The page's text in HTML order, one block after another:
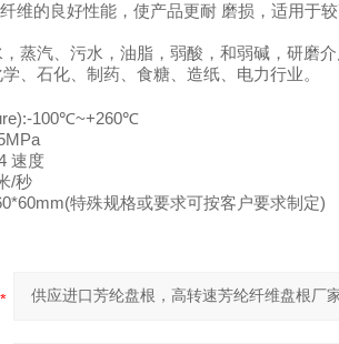
维的良好性能，使产品更耐 磨损，适用于
蒸汽、污水，油脂，弱酸，和弱碱，研磨介
、石化、制药、食糖、造纸、电力行业。
100℃~+260℃
速度
/秒
特殊规格或要求可按客户要求制定)